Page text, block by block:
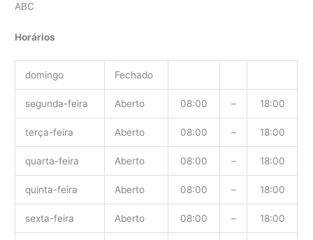
ABC
Horários
domingo Fechado
segunda-feira Aberto 08:00 – 18:00
terça-feira Aberto 08:00 – 18:00
quarta-feira Aberto 08:00 – 18:00
quinta-feira Aberto 08:00 – 18:00
sexta-feira Aberto 08:00 – 18:00